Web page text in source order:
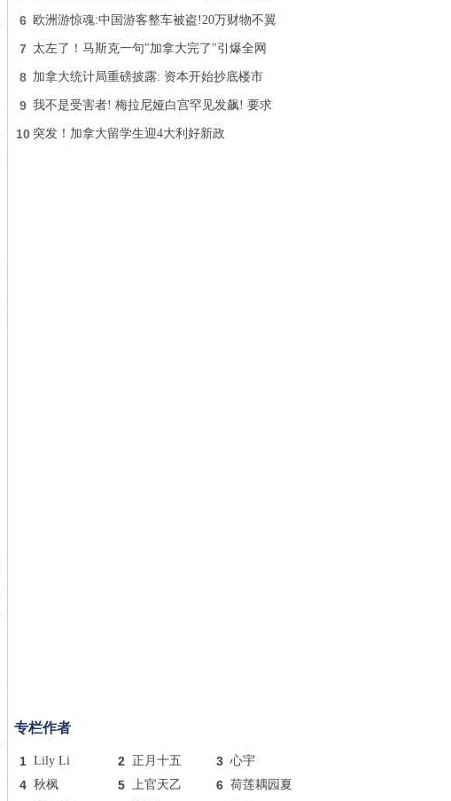
6 欧洲游惊魂:中国游客整车被盗!20万财物不翼
7 太左了！马斯克一句"加拿大完了"引爆全网
8 加拿大统计局重磅披露: 资本开始抄底楼市
9 我不是受害者! 梅拉尼娅白宫罕见发飙! 要求
10 突发！加拿大留学生迎4大利好新政
专栏作者
1 Lily Li 2 正月十五 3 心宇
4 秋枫 5 上官天乙 6 荷莲耦园夏